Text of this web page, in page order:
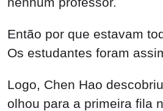
Então por que estavam
Os estudantes foram
Logo, Chen Hao
olhou para a primeira fila